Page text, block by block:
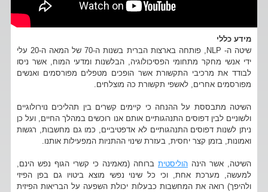
מידע כללי
שיטה ה- NLP, פותחה בארצות הברית בשנות ה-70 של המאה ה-20 עלי
ידי אנשי מחקר מתחומי הפסיכולוגיה, הבלשנות ומדעי המוח, אשר ניסו
לבודד את מרכיבי התקשורת אשר הופכים מטפלים מפורסמים ואנשים
מפורסמים אחרים, לאשפי תקשורת כה מוצלחים.
השיטה מתבססת על ההנחה כי קיימים קשרים בין תהליכים נוירולוגיים
ולשוניים לבין דפוסים התנהגותיים אותם אנו רוכשים במהלך החיים, ועל כן
ניתן לשנות דפוסים התנהגותיים לא אדפטיביים, כמו גם מחשבות, רגשות
ואמונות, בזמן קצר יחסית, בעזרת שינוי ההתניות המפעילות אותנו.
השיטה, אשר הינה הוליסטיתברוחה (מאמינה כי קשרי הגוף נפש הינם,
למעשה, מערכת אחת, וכי כל שינוי נפשי מוצא ביטויו גם בפן הפיזי
ולהיפך) רואה את המחשבות כבעלות יכולת השפעה על הבריאות הפיזית